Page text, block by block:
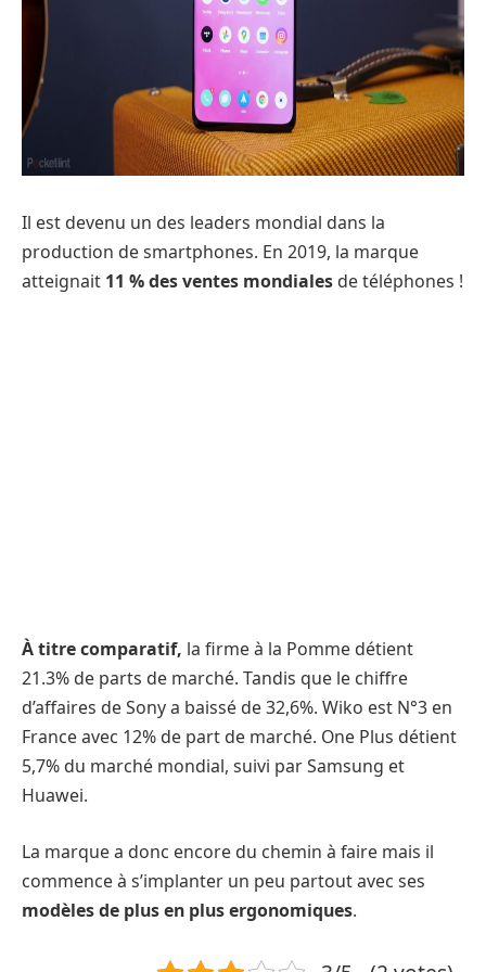
Il est devenu un des leaders mondial dans la
production de smartphones. En 2019, la marque
atteignait 11 % des ventes mondiales de téléphones !
À titre comparatif, la firme à la Pomme détient
21.3% de parts de marché. Tandis que le chiffre
d’affaires de Sony a baissé de 32,6%. Wiko est N°3 en
France avec 12% de part de marché. One Plus détient
5,7% du marché mondial, suivi par Samsung et
Huawei.
La marque a donc encore du chemin à faire mais il
commence à s’implanter un peu partout avec ses
modèles de plus en plus ergonomiques.